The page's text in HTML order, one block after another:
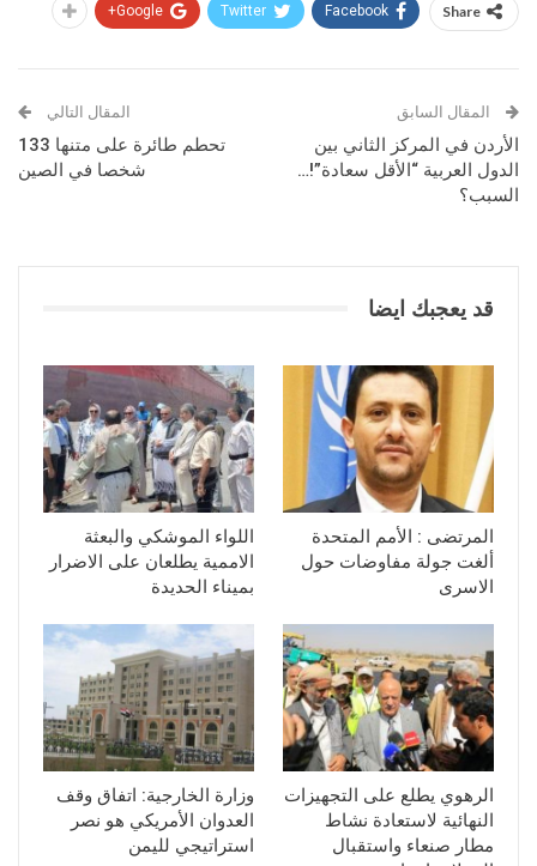
Share
Facebook
Twitter
Google+
المقال السابق
الأردن في المركز الثاني بين
الدول العربية “الأقل سعادة”!…
السبب؟
المقال التالي
تحطم طائرة على متنها 133
شخصا في الصين
قد يعجبك ايضا
المرتضى : الأمم المتحدة
ألغت جولة مفاوضات حول
الاسرى
اللواء الموشكي والبعثة
الاممية يطلعان على الاضرار
بميناء الحديدة
الرهوي يطلع على التجهيزات
النهائية لاستعادة نشاط
مطار صنعاء واستقبال
وزارة الخارجية: اتفاق وقف
العدوان الأمريكي هو نصر
استراتيجي لليمن